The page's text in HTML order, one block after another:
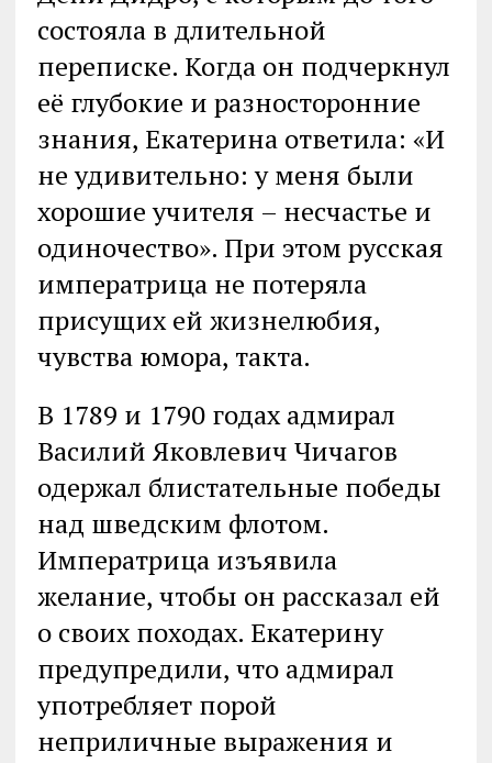
состояла в длительной
переписке. Когда он подчеркнул
её глубокие и разносторонние
знания, Екатерина ответила: «И
не удивительно: у меня были
хорошие учителя – несчастье и
одиночество». При этом русская
императрица не потеряла
присущих ей жизнелюбия,
чувства юмора, такта.
В 1789 и 1790 годах адмирал
Василий Яковлевич Чичагов
одержал блистательные победы
над шведским флотом.
Императрица изъявила
желание, чтобы он рассказал ей
о своих походах. Екатерину
предупредили, что адмирал
употребляет порой
неприличные выражения и